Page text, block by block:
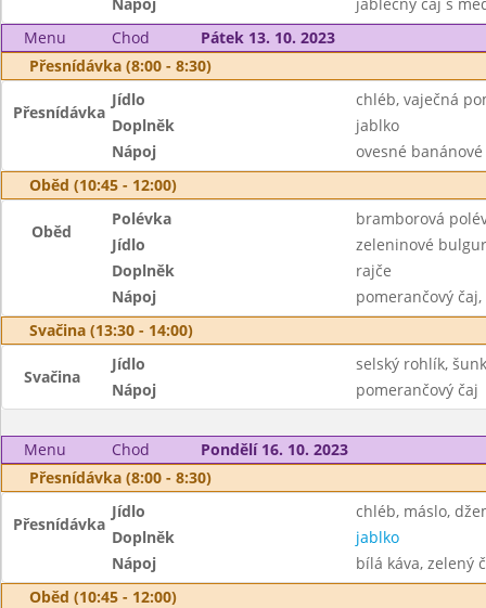
Menu
Chod
Pátek 13. 10. 2023
Přesnídávka (8:00 - 8:30)
Přesnídávka
Jídlo
chléb, vaječná
Doplněk
jablko
Nápoj
ovesné
Oběd (10:45 - 12:00)
Oběd
Polévka
bramborová
Jídlo
zeleninové
Doplněk
rajče
Nápoj
pomerančový čaj,
Svačina (13:30 - 14:00)
Svačina
Jídlo
selský rohlík,
Nápoj
pomerančový čaj
Menu Chod
Pondělí 16. 10. 2023
Přesnídávka (8:00 - 8:30)
Přesnídávka
Jídlo
chléb, máslo,
Doplněk
jablko
Nápoj
bílá káva, zelený
Oběd (10:45 - 12:00)